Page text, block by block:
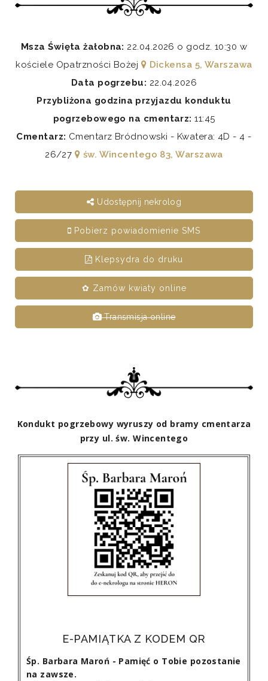
Msza Święta żałobna: 22.04.2026 o godz. 10:30 w
kościele Opatrzności Bożej
Dickensa 5, Warszawa
Data pogrzebu: 22.04.2026
Przybliżona godzina przyjazdu konduktu
pogrzebowego na cmentarz:11:45
Cmentarz: Cmentarz Bródnowski - Kwatera: 4D - 4 -
26/27
św. Wincentego 83, Warszawa
Udostępnij nekrolog
Pobierz powiadomienie SMS
Klepsydra do druku
✿ Zamów kwiaty online
Transmisja online
Kondukt pogrzebowy wyruszy od bramy cmentarza
przy ul. św. Wincentego
E-PAMIĄTKA Z KODEM QR
Śp. Barbara Maroń - Pamięć o Tobie pozostanie
na zawsze.